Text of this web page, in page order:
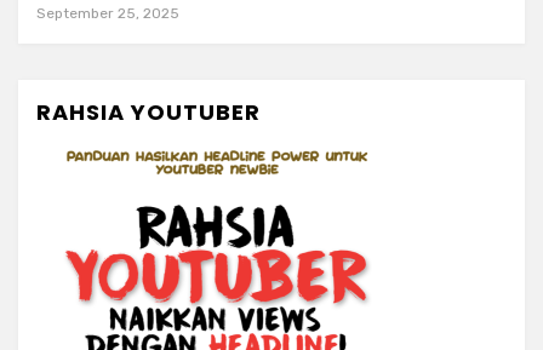
September 25, 2025
RAHSIA YOUTUBER